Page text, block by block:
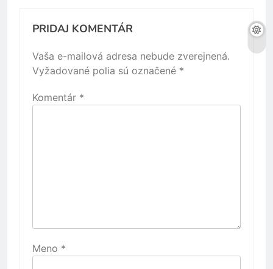
PRIDAJ KOMENTÁR
Vaša e-mailová adresa nebude zverejnená.
Vyžadované polia sú označené *
Komentár *
Meno *